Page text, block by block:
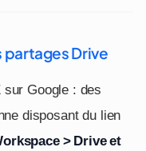
Drive
Google : des
disposant du lien
> Drive et